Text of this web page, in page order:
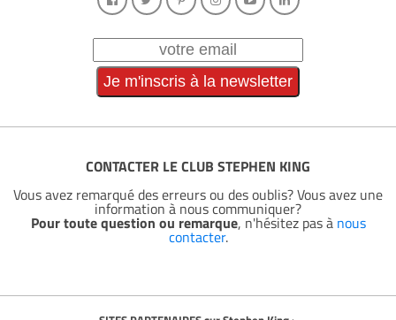
CONTACTER LE CLUB STEPHEN KING
Vous avez remarqué des erreurs ou des oublis? Vous avez une
information à nous communiquer?
Pour toute question ou remarque, n'hésitez pas à nous
contacter.